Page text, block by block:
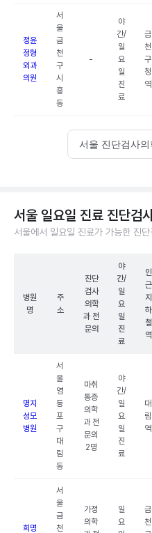
정윤
정형
외과
의원
서
울
금
천
구
시
흥
동
-
야
간/
일
요
일
진
료
금
천
구
청
역
서울 진단검사
서울 일요일 진료 진단검
서울에서 일요일 진료가 가능한 진
병원
명
주
소
진단
검사
의학
과 전
문의
야
간/
일
요
일
진
료
인
근
지
하
철
역
명지
성모
병원
서
울
영
등
포
구
대
림
동
마취
통증
의학
과 전
문의
2명
야
간/
일
요
일
진
료
대
림
역
희명
서
울
금
천
가정
의학
일
요
금
천